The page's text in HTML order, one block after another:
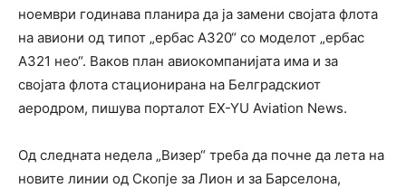
ноември годинава планира да ја замени својата флота
на авиони од типот „ербас А320“ со моделот „ербас
А321 нео“. Ваков план авиокомпанијата има и за
својата флота стационирана на Белградскиот
аеродром, пишува порталот EX-YU Aviation News.
Од следната недела „Визер“ треба да почне да лета на
новите линии од Скопје за Лион и за Барселона,